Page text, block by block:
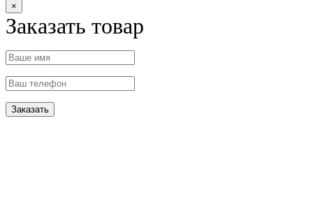
×
Заказать товар